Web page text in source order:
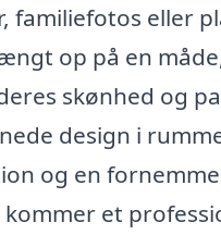
familiefotos eller
op på en
skønhed og
design i
og en
et